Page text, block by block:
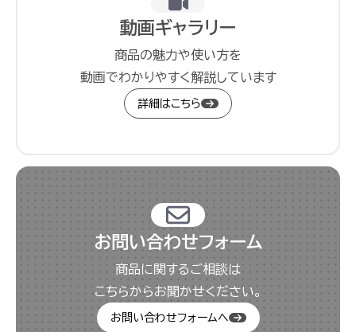
動画ギャラリー
商品の魅力や使い方を
動画でわかりやすく解説しています
詳細はこちら
お問い合わせフォーム
商品に関するご相談は
こちらからお聞かせください。
お問い合わせフォームへ